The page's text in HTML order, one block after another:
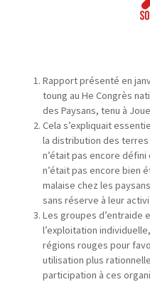
Rapport présenté en
toung au He Congrès
des Paysans, tenu à
Cela s’expliquait
la distribution des
n’était pas encore
n’était pas encore bien
malaise chez les
sans réserve à leur
Les groupes d’entraide
l’exploitation
régions rouges pour
utilisation plus
participation à ces